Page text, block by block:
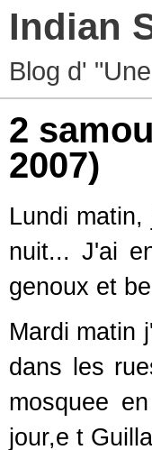
Indian
Blog d'
2
2007)
Lundi
nuit... J'ai
genoux et
Mardi matin
dans les
mosquee
jour,e t